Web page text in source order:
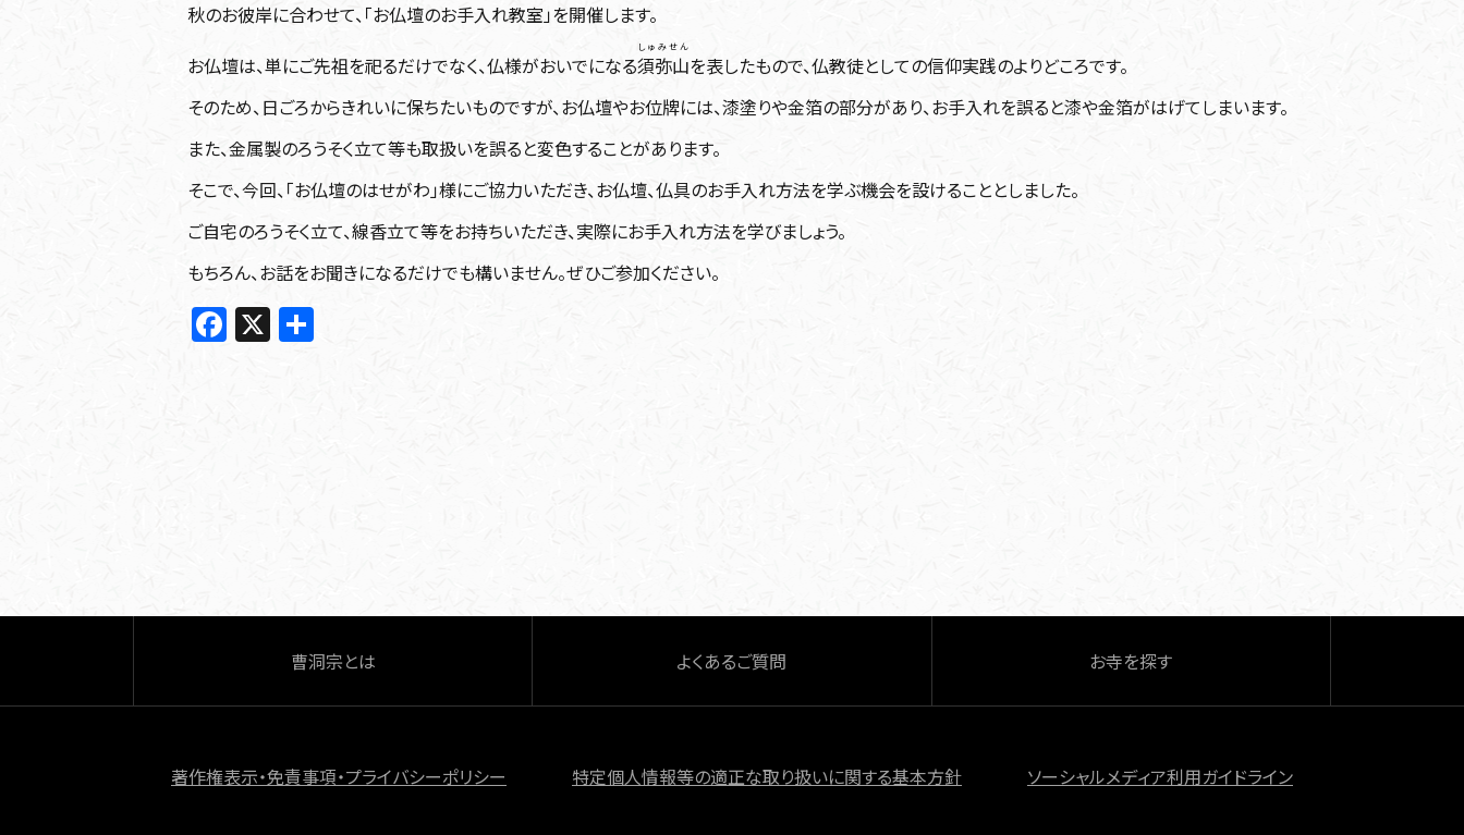
秋のお彼岸に合わせて、「お仏壇のお手入れ教室」を開催します。
お仏壇は、単にご先祖を祀るだけでなく、仏様がおいでになる須弥山
しゅみせん
を表したもので、仏教徒としての信仰実践のよりどころです。
そのため、日ごろからきれいに保ちたいものですが、お仏壇やお位牌には、漆塗りや金箔の部分があり、お手入れを誤ると漆や金箔がはげてしまいます。
また、金属製のろうそく立て等も取扱いを誤ると変色することがあります。
そこで、今回、「お仏壇のはせがわ」様にご協力いただき、お仏壇、仏具のお手入れ方法を学ぶ機会を設けることとしました。
ご自宅のろうそく立て、線香立て等をお持ちいただき、実際にお手入れ方法を学びましょう。
もちろん、お話をお聞きになるだけでも構いません。ぜひご参加ください。
F
a
X
曹洞宗とは よくあるご質問 お寺を探す
著作権表示・免責事項・プライバシーポリシー 特定個人情報等の適正な取り扱いに関する基本方針 ソーシャルメディア利用ガイドライン